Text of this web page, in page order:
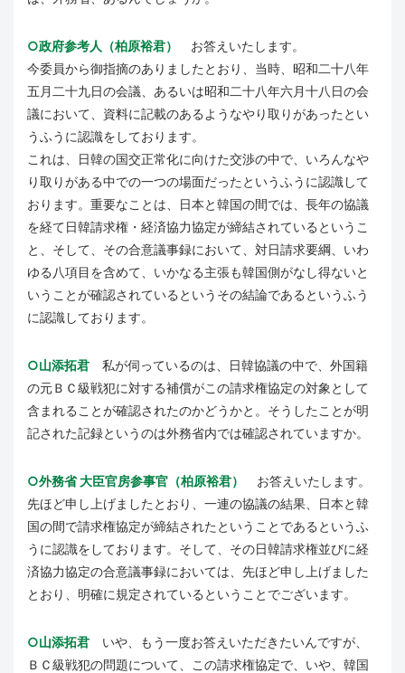
○政府参考人（柏原裕君）
お答えいたします。
今委員から御指摘のありましたとおり、当時、昭和二十八年
五月二十九日の会議、あるいは昭和二十八年六月十八日の会
議において、資料に記載のあるようなやり取りがあったとい
うふうに認識をしております。
これは、日韓の国交正常化に向けた交渉の中で、いろんなや
り取りがある中での一つの場面だったというふうに認識して
おります。重要なことは、日本と韓国の間では、長年の協議
を経て日韓請求権・経済協力協定が締結されているというこ
と、そして、その合意議事録において、対日請求要綱、いわ
ゆる八項目を含めて、いかなる主張も韓国側がなし得ないと
いうことが確認されているというその結論であるというふう
に認識しております。
○山添拓君 私が伺っているのは、日韓協議の中で、外国籍
の元ＢＣ級戦犯に対する補償がこの請求権協定の対象として
含まれることが確認されたのかどうかと。そうしたことが明
記された記録というのは外務省内では確認されていますか。
○外務省 大臣官房参事官（柏原裕君）
お答えいたします。
先ほど申し上げましたとおり、一連の協議の結果、日本と韓
国の間で請求権協定が締結されたということであるというふ
うに認識をしております。そして、その日韓請求権並びに経
済協力協定の合意議事録においては、先ほど申し上げました
とおり、明確に規定されているということでございます。
○山添拓君 いや、もう一度お答えいただきたいんですが、
ＢＣ級戦犯の問題について、この請求権協定で、いや、韓国